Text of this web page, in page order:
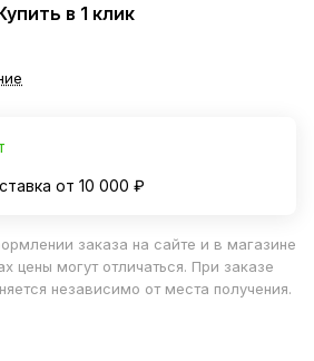
в 1 клик
от 10 000 ₽
заказа на сайте и в магазине
цены могут отличаться. При заказе
независимо от места получения.